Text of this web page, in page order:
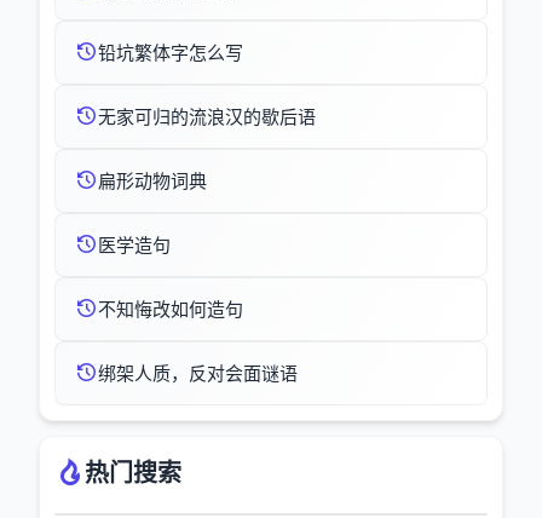
铅坑繁体字怎么写
无家可归的流浪汉的歇后语
扁形动物词典
医学造句
不知悔改如何造句
绑架人质，反对会面谜语
热门搜索